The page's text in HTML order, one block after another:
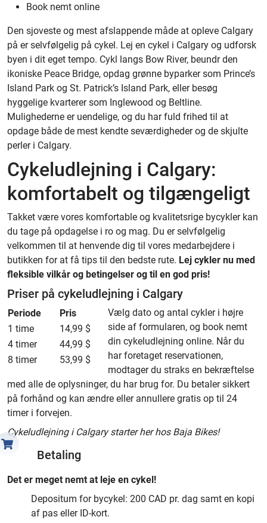
Book nemt online
Den sjoveste og mest afslappende måde at opleve Calgary
på er selvfølgelig på cykel. Lej en cykel i Calgary og udforsk
byen i dit eget tempo. Cykl langs Bow River, beundr den
ikoniske Peace Bridge, opdag grønne byparker som Prince’s
Island Park og St. Patrick’s Island Park, eller besøg
hyggelige kvarterer som Inglewood og Beltline.
Mulighederne er uendelige, og du har fuld frihed til at
opdage både de mest kendte seværdigheder og de skjulte
perler i Calgary.
Cykeludlejning i Calgary:
komfortabelt og tilgængeligt
Takket være vores komfortable og kvalitetsrige bycykler kan
du tage på opdagelse i ro og mag. Du er selvfølgelig
velkommen til at henvende dig til vores medarbejdere i
butikken for at få tips til den bedste rute. Lej cykler nu med
fleksible vilkår og betingelser og til en god pris!
Priser på cykeludlejning i Calgary
Periode
Pris
1 time
14,99 $
4 timer
44,99 $
8 timer
53,99 $
Vælg dato og antal cykler i højre
side af formularen, og book nemt
din cykeludlejning online. Når du
har foretaget reservationen,
modtager du straks en bekræftelse
med alle de oplysninger, du har brug for. Du betaler sikkert
på forhånd og kan ændre eller annullere gratis op til 24
timer i forvejen.
Cykeludlejning i Calgary starter her hos Baja Bikes!
Betaling
Det er meget nemt at leje en cykel!
Depositum for bycykel: 200 CAD pr. dag samt en kopi
af pas eller ID-kort.